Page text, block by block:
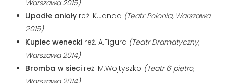
Warszawa 2015)
Upadłe anioły reż. K.Janda (Teatr Polonia, Warszawa
2015)
Kupiec wenecki reż. A.Figura (Teatr Dramatyczny,
Warszawa 2014)
Bromba w sieci reż. M.Wojtyszko (Teatr 6 piętro,